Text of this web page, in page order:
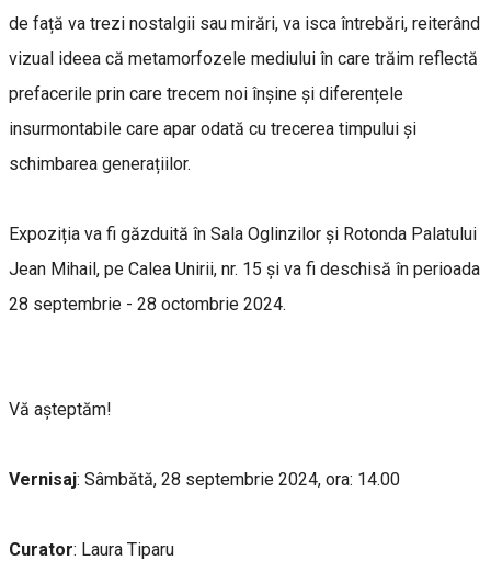
de față va trezi nostalgii sau mirări, va isca întrebări, reiterând
vizual ideea că metamorfozele mediului în care trăim reflectă
prefacerile prin care trecem noi înșine și diferențele
insurmontabile care apar odată cu trecerea timpului și
schimbarea generațiilor.
Expoziția va fi găzduită în Sala Oglinzilor și Rotonda Palatului
Jean Mihail, pe Calea Unirii, nr. 15 și va fi deschisă în perioada
28 septembrie - 28 octombrie 2024.
Vă așteptăm!
Vernisaj: Sâmbătă, 28 septembrie 2024, ora: 14.00
Curator: Laura Tiparu